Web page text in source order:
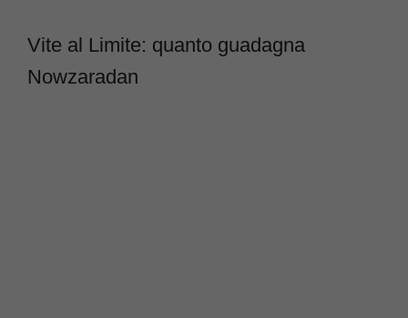
Vite al Limite: quanto guadagna
Nowzaradan